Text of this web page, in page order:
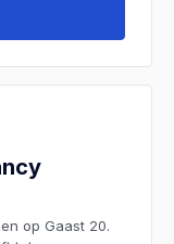
op Gaast 20.